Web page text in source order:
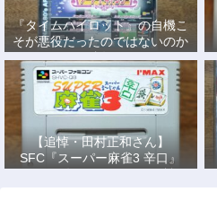
『タイムパイロット』の自機こ
そが悪役だったのではないのか
説
【追悼・田村正和さん】
SFC『スーパー麻雀3 辛口』
で、あの名優になりきって戦っ